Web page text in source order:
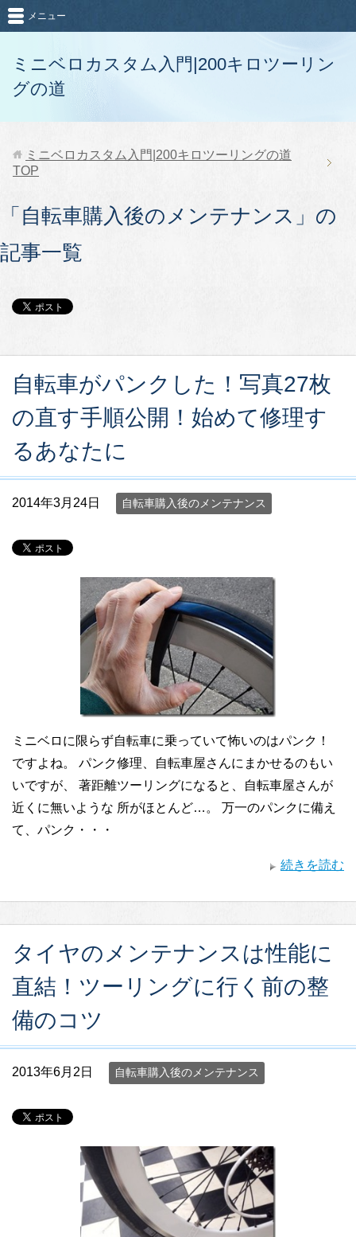
ミニベロカスタム入門|200キロツーリン
グの道
メニュー
ミニベロカスタム入門|200キロツーリングの道
TOP
「自転車購入後のメンテナンス」の
記事一覧
自転車がパンクした！写真27枚
の直す手順公開！始めて修理す
るあなたに
2014年3月24日 自転車購入後のメンテナンス
ミニベロに限らず自転車に乗っていて怖いのはパンク！
ですよね。 パンク修理、自転車屋さんにまかせるのもい
いですが、 著距離ツーリングになると、自転車屋さんが
近くに無いような 所がほとんど…。 万一のパンクに備え
て、パンク・・・
続きを読む
タイヤのメンテナンスは性能に
直結！ツーリングに行く前の整
備のコツ
2013年6月2日 自転車購入後のメンテナンス